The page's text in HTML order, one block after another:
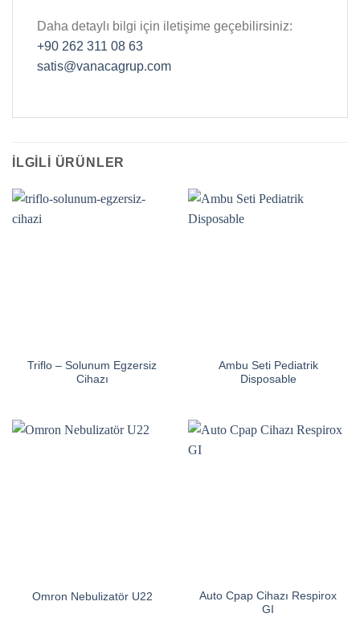
Daha detaylı bilgi için iletişime geçebilirsiniz:
+90 262 311 08 63
satis@vanacagrup.com
İLGILI ÜRÜNLER
Triflo – Solunum Egzersiz
Cihazı
Ambu Seti Pediatrik
Disposable
Omron Nebulizatör U22
Auto Cpap Cihazı Respirox
GI